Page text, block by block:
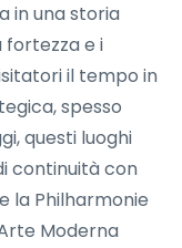
in una storia
fortezza e i
il tempo in
spesso
questi luoghi
continuità con
la Philharmonie
Moderna